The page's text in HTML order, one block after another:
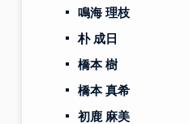
鳴海 理枝
朴 成日
橋本 樹
橋本 真希
初鹿 麻美